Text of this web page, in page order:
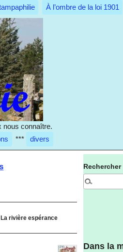
À l’ombre de la loi 1901
nous connaître.
*** divers
La rivière espérance
Rechercher
Dans la